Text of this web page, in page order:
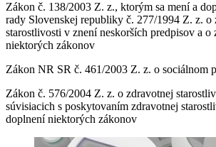
Zákon č. 138/2003 Z. z., ktorým sa mení a
rady Slovenskej republiky č. 277/1994 Z. z. o
starostlivosti v znení neskorších predpisov a o
niektorých zákonov
Zákon NR SR č. 461/2003 Z. z. o sociálnom
Zákon č. 576/2004 Z. z. o zdravotnej
súvisiacich s poskytovaním zdravotnej
doplnení niektorých zákonov